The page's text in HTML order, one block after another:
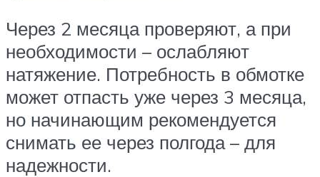
Через 2 месяца проверяют, а при
необходимости – ослабляют
натяжение. Потребность в обмотке
может отпасть уже через 3 месяца,
но начинающим рекомендуется
снимать ее через полгода – для
надежности.